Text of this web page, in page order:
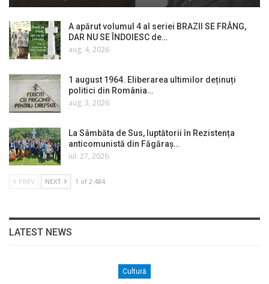
A apărut volumul 4 al seriei BRAZII SE FRÂNG,
DAR NU SE ÎNDOIESC de…
aug. 4, 2026
1 august 1964. Eliberarea ultimilor deținuți
politici din România…
aug. 3, 2026
La Sâmbăta de Sus, luptătorii în Rezistența
anticomunistă din Făgăraș…
iul. 27, 2026
PREV NEXT 1 of 2.484
LATEST NEWS
Cultură